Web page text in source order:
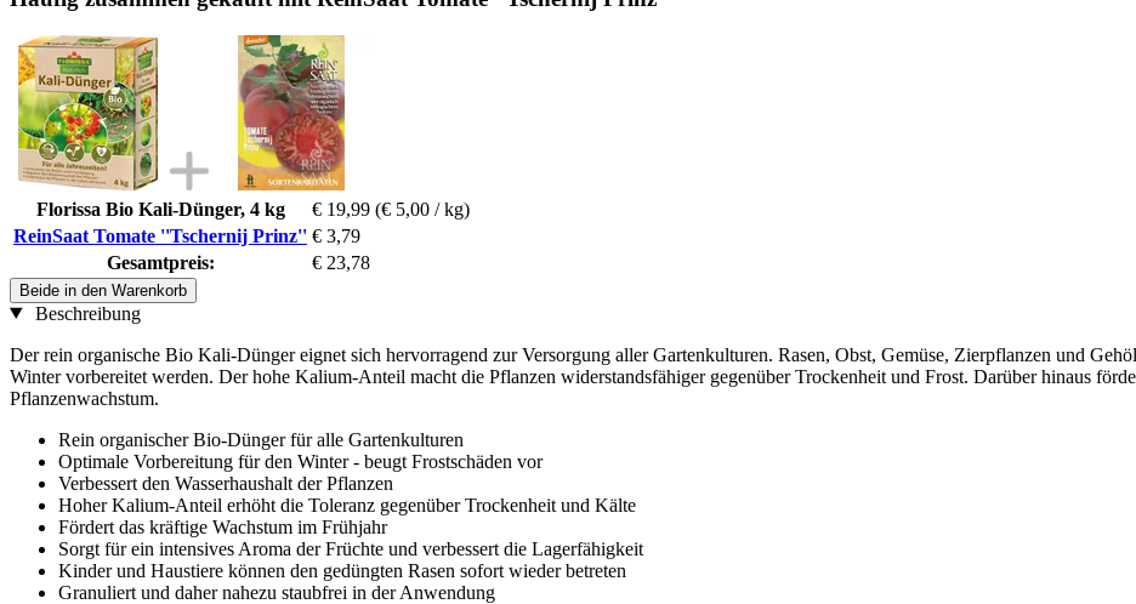
Florissa Bio Kali-Dünger, 4 kg € 19,99 (€ 5,00 / kg)
ReinSaat Tomate ''Tschernij Prinz'' € 3,79
Gesamtpreis:
€ 23,78
Beide in den Warenkorb
Beschreibung
Der rein organische Bio Kali-Dünger eignet sich hervorragend zur Versorgung aller Gartenkulturen. Rasen, Obst, Gemüse, Zierpflanzen und
Winter vorbereitet werden. Der hohe Kalium-Anteil macht die Pflanzen widerstandsfähiger gegenüber Trockenheit und Frost. Darüber hinaus
Pflanzenwachstum.
Rein organischer Bio-Dünger für alle Gartenkulturen
Optimale Vorbereitung für den Winter - beugt Frostschäden vor
Verbessert den Wasserhaushalt der Pflanzen
Hoher Kalium-Anteil erhöht die Toleranz gegenüber Trockenheit und Kälte
Fördert das kräftige Wachstum im Frühjahr
Sorgt für ein intensives Aroma der Früchte und verbessert die Lagerfähigkeit
Kinder und Haustiere können den gedüngten Rasen sofort wieder betreten
Granuliert und daher nahezu staubfrei in der Anwendung